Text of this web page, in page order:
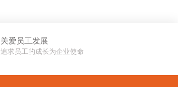
关爱员工发展
追求员工的成长为企业使命